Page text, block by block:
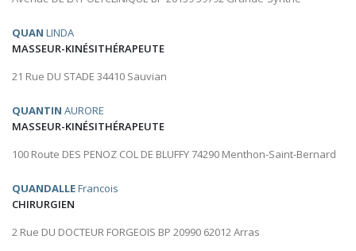
QUAN LINDA
MASSEUR-KINÉSITHÉRAPEUTE
21 Rue DU STADE 34410 Sauvian
QUANTIN AURORE
MASSEUR-KINÉSITHÉRAPEUTE
100 Route DES PENOZ COL DE BLUFFY 74290 Menthon-Saint-Bernard
QUANDALLEFrancois
CHIRURGIEN
2 Rue DU DOCTEUR FORGEOIS BP 20990 62012 Arras